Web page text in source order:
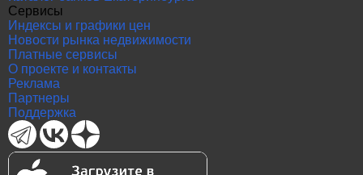
Сервисы
Индексы и графики цен
Новости рынка недвижимости
Платные сервисы
О проекте и контакты
Реклама
Партнеры
Поддержка